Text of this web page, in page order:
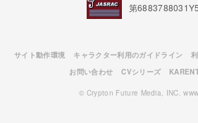
第
サイト動作環境 キャラクター利用のガイドライン
お問い合わせ
CVシリーズ
© Crypton Future Media, INC.